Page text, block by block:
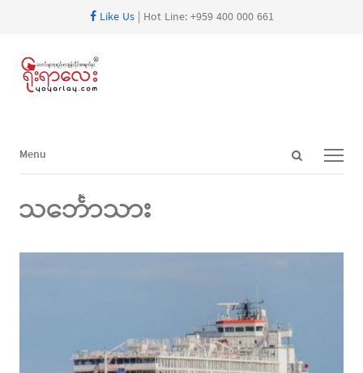
Like Us| Hot Line: +959 400 000 661
Open
Menu
Menu
သင်္ဘောသား